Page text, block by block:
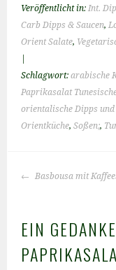
Veröffentlicht in:Int.
Carb Dipps & Saucen,
Orient Salate,
Schlagwort:arabische
Paprikasalat
orientalische Dipps und
Orientküche,Soßen;,
BEITRAGS-
Basbousa mit
EIN